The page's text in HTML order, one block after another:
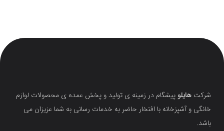
شرکت هایلو پیشگام در زمینه ی تولید و پخش عمده ی محصولات لوازم
خانگی و آشپزخانه با افتخار حاضر به خدمات رسانی به شما عزیزان می
باشد.